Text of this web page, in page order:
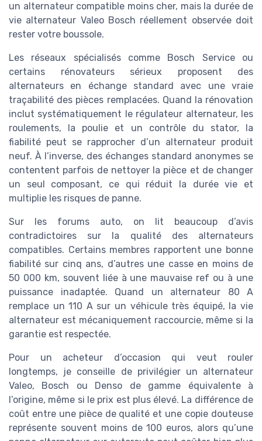
un alternateur compatible moins cher, mais la durée de
vie alternateur Valeo Bosch réellement observée doit
rester votre boussole.
Les réseaux spécialisés comme Bosch Service ou
certains rénovateurs sérieux proposent des
alternateurs en échange standard avec une vraie
traçabilité des pièces remplacées. Quand la rénovation
inclut systématiquement le régulateur alternateur, les
roulements, la poulie et un contrôle du stator, la
fiabilité peut se rapprocher d’un alternateur produit
neuf. À l’inverse, des échanges standard anonymes se
contentent parfois de nettoyer la pièce et de changer
un seul composant, ce qui réduit la durée vie et
multiplie les risques de panne.
Sur les forums auto, on lit beaucoup d’avis
contradictoires sur la qualité des alternateurs
compatibles. Certains membres rapportent une bonne
fiabilité sur cinq ans, d’autres une casse en moins de
50 000 km, souvent liée à une mauvaise ref ou à une
puissance inadaptée. Quand un alternateur 80 A
remplace un 110 A sur un véhicule très équipé, la vie
alternateur est mécaniquement raccourcie, même si la
garantie est respectée.
Pour un acheteur d’occasion qui veut rouler
longtemps, je conseille de privilégier un alternateur
Valeo, Bosch ou Denso de gamme équivalente à
l’origine, même si le prix est plus élevé. La différence de
coût entre une pièce de qualité et une copie douteuse
représente souvent moins de 100 euros, alors qu’une